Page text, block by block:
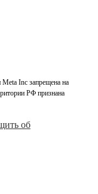
Inc запрещена на
РФ признана
об